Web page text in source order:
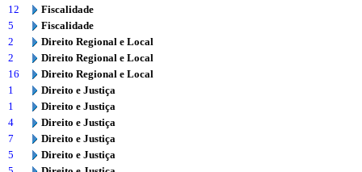
12
Fiscalidade
5
Fiscalidade
2
Direito Regional e Local
2
Direito Regional e Local
16
Direito Regional e Local
1
Direito e Justiça
1
Direito e Justiça
4
Direito e Justiça
7
Direito e Justiça
5
Direito e Justiça